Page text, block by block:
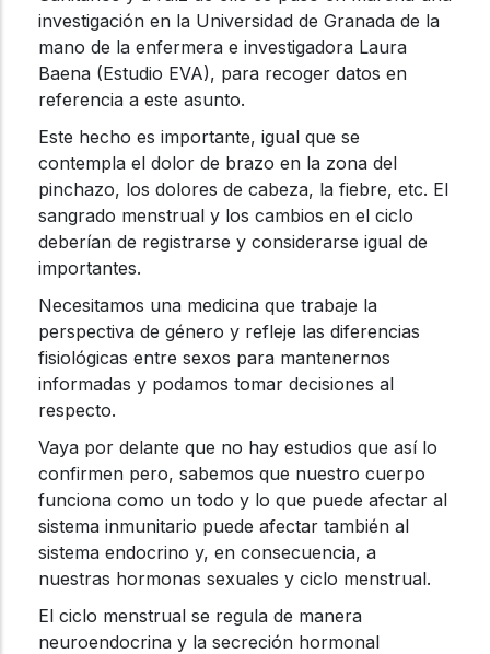
investigación en la Universidad de Granada de la
mano de la enfermera e investigadora Laura
Baena (Estudio EVA), para recoger datos en
referencia a este asunto.
Este hecho es importante, igual que se
contempla el dolor de brazo en la zona del
pinchazo, los dolores de cabeza, la fiebre, etc. El
sangrado menstrual y los cambios en el ciclo
deberían de registrarse y considerarse igual de
importantes.
Necesitamos una medicina que trabaje la
perspectiva de género y refleje las diferencias
fisiológicas entre sexos para mantenernos
informadas y podamos tomar decisiones al
respecto.
Vaya por delante que no hay estudios que así lo
confirmen pero, sabemos que nuestro cuerpo
funciona como un todo y lo que puede afectar al
sistema inmunitario puede afectar también al
sistema endocrino y, en consecuencia, a
nuestras hormonas sexuales y ciclo menstrual.
El ciclo menstrual se regula de manera
neuroendocrina y la secreción hormonal